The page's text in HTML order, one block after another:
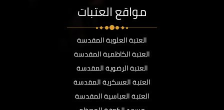
مواقع العتبات
العتبة العلوية المقدسة
العتبة الكاظمية المقدسة
العتبة الرضوية المقدسة
العتبة العسكرية المقدسة
العتبة العباسية المقدسة